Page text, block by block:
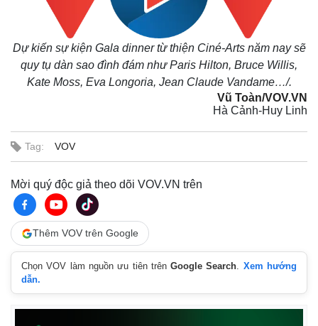
Pháp luật
Tin nóng
Tư vấn luật
Quân sự - Quốc phòng
Vũ khí
Việt Nam
Phân tích
Dự kiến sự kiện Gala dinner từ thiện Ciné-Arts năm nay sẽ
quy tụ dàn sao đình đám như Paris Hilton, Bruce Willis,
Kate Moss, Eva Longoria, Jean Claude Vandame…/.
Vũ Toàn/VOV.VN
Hà Cảnh-Huy Linh
Tag: VOV
Mời quý độc giả theo dõi VOV.VN trên
Thêm VOV trên Google
Chọn VOV làm nguồn ưu tiên trênGoogle Search. Xem hướng
dẫn.